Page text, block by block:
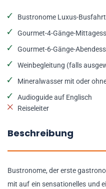
Bustronome Luxus-Busfahrt
Gourmet-4-Gänge-
Gourmet-6-Gänge-
Weinbegleitung (falls
Mineralwasser mit oder
Audioguide auf Englisch
Reiseleiter
Beschreibung
Bustronome, der erste
mit auf ein sensationelles und